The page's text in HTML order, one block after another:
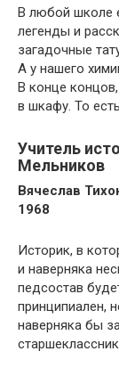
В любой школе
легенды и
загадочные
А у нашего
В конце
в шкафу. То
Учитель
Мельников
Вячеслав
1968
Историк, в
и наверняка
педсостав
принципиален,
наверняка бы